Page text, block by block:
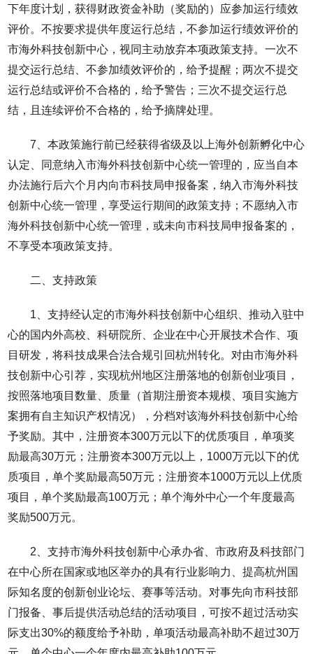
下年度计划，获得财政资金补助（奖励的）应参加运行绩效
评价。不按要求提供年度运行总结，不参加运行绩效评价的
市海外科技创新中心，视同主动放弃本项政策支持。一次不
提交运行总结、不参加绩效评价的，给予提醒；两次不提交
运行总结或评价不合格的，给予警告；三次不提交运行总
结，且连续评价不合格的，给予摘牌处理。
7、本政策施行前已经获得省级及以上海外创新孵化中心
认定、同意纳入市海外科技创新中心统一管理的，应当自本
办法施行后六个月内向市科技局申报备案，纳入市海外科技
创新中心统一管理，享受运行期间的政策支持；不愿纳入市
海外科技创新中心统一管理，或未向市科技局申报备案的，
不享受本项政策支持。
二、支持政策
1、支持经认定的市海外科技创新中心组织、推动入驻中
心的国内外高校、科研院所、企业在中心开展技术合作、项
目研发，将科技成果合法合规引回杭州转化。对由市海外科
技创新中心引荐，实现杭州地区注册落地的创新创业项目，
按照落地项目数量、质量（首期注册资本规模、项目实施方
案拥有自主知识产权情况），分档对该海外科技创新中心给
予奖励。其中，注册资本300万元以下的优质项目，单项奖
励最高30万元；注册资本300万元以上，1000万元以下的优
质项目，单个奖励最高50万元；注册资本1000万元以上优质
项目，单个奖励最高100万元；单个海外中心一个年度最高
奖励500万元。
2、支持市海外科技创新中心承办省、市政府及科技部门
在中心所在国家或地区举办的具有行业影响力、提高杭州国
际知名度的创新创业论坛、赛事等活动。对事先向市科技部
门报备、事后提供活动总结的活动项目，可按不超过活动实
际支出30%的额度给予补助，单项活动最高补助不超过30万